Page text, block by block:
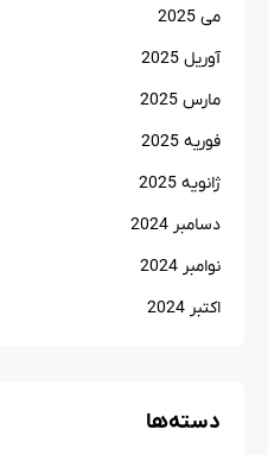
می 2025
آوریل 2025
مارس 2025
فوریه 2025
ژانویه 2025
دسامبر 2024
نوامبر 2024
اکتبر 2024
دسته‌ها